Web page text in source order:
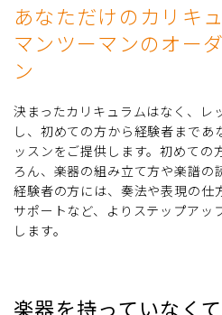
あなただけのカリキ
マンツーマンのオー
ン
決まったカリキュラムはなく、レ
し、初めての方から経験者まであ
ッスンをご提供します。初めての
ろん、楽器の組み立て方や楽譜の
経験者の方には、奏法や表現の仕
サポートなど、よりステップアッ
します。
楽器を持っていなく